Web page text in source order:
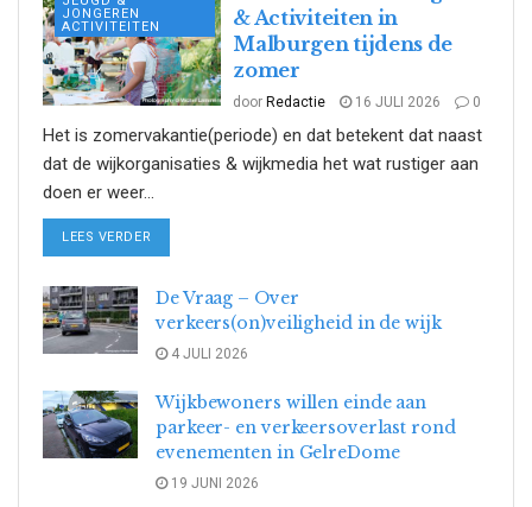
JONGEREN
ACTIVITEITEN
& Activiteiten in
Malburgen tijdens de
zomer
door Redactie 16 JULI 2026 0
Het is zomervakantie(periode) en dat betekent dat naast
dat de wijkorganisaties & wijkmedia het wat rustiger aan
doen er weer...
LEES VERDER
De Vraag – Over
verkeers(on)veiligheid in de wijk
4 JULI 2026
Wijkbewoners willen einde aan
parkeer- en verkeersoverlast rond
evenementen in GelreDome
19 JUNI 2026